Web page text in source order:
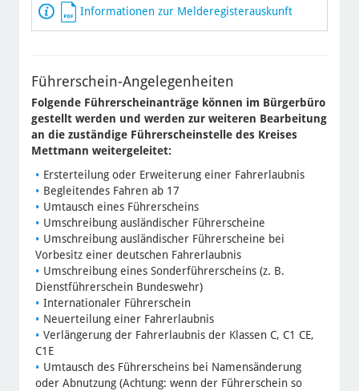
Informationen zur Melderegisterauskunft
Führerschein-Angelegenheiten
Folgende Führerscheinanträge können im Bürgerbüro
gestellt werden und werden zur weiteren Bearbeitung
an die zuständige Führerscheinstelle des Kreises
Mettmann weitergeleitet:
Ersterteilung oder Erweiterung einer Fahrerlaubnis
Begleitendes Fahren ab 17
Umtausch eines Führerscheins
Umschreibung ausländischer Führerscheine
Umschreibung ausländischer Führerscheine bei
Vorbesitz einer deutschen Fahrerlaubnis
Umschreibung eines Sonderführerscheins (z. B.
Dienstführerschein Bundeswehr)
Internationaler Führerschein
Neuerteilung einer Fahrerlaubnis
Verlängerung der Fahrerlaubnis der Klassen C, C1 CE,
C1E
Umtausch des Führerscheins bei Namensänderung
oder Abnutzung (Achtung: wenn der Führerschein so